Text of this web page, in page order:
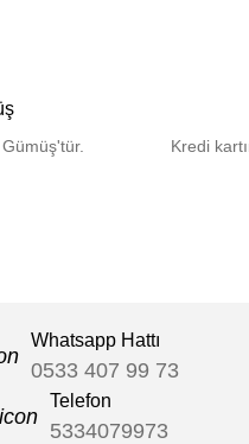
Kredi
Whatsapp Hattı
0533 407 99 73
Telefon
5334079973